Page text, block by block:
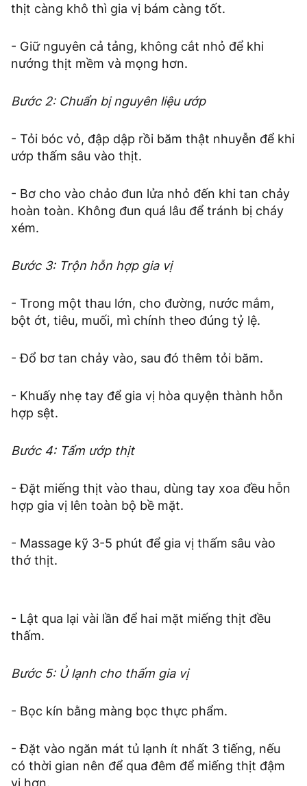
thịt càng khô thì gia vị bám càng tốt.
- Giữ nguyên cả tảng, không cắt nhỏ để khi
nướng thịt mềm và mọng hơn.
Bước 2: Chuẩn bị nguyên liệu ướp
- Tỏi bóc vỏ, đập dập rồi băm thật nhuyễn để khi
ướp thấm sâu vào thịt.
- Bơ cho vào chảo đun lửa nhỏ đến khi tan chảy
hoàn toàn. Không đun quá lâu để tránh bị cháy
xém.
Bước 3: Trộn hỗn hợp gia vị
- Trong một thau lớn, cho đường, nước mắm,
bột ớt, tiêu, muối, mì chính theo đúng tỷ lệ.
- Đổ bơ tan chảy vào, sau đó thêm tỏi băm.
- Khuấy nhẹ tay để gia vị hòa quyện thành hỗn
hợp sệt.
Bước 4: Tẩm ướp thịt
- Đặt miếng thịt vào thau, dùng tay xoa đều hỗn
hợp gia vị lên toàn bộ bề mặt.
- Massage kỹ 3-5 phút để gia vị thấm sâu vào
thớ thịt.
- Lật qua lại vài lần để hai mặt miếng thịt đều
thấm.
Bước 5: Ủ lạnh cho thấm gia vị
- Bọc kín bằng màng bọc thực phẩm.
- Đặt vào ngăn mát tủ lạnh ít nhất 3 tiếng, nếu
có thời gian nên để qua đêm để miếng thịt đậm
vị hơn.